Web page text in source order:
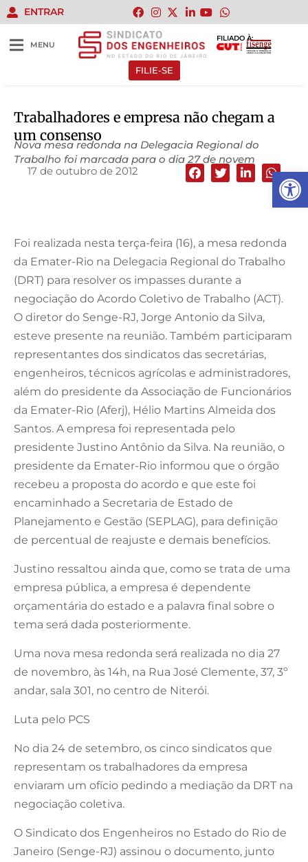
Abrir
ENTRAR
MENU
FILIADO À:
FILIE-SE
Trabalhadores e empresa não chegam a
um consenso
Nova mesa redonda na Delegacia Regional do
Trabalho foi marcada para o dia 27 de novem
17 de outubro de 2012
Foi realizada nesta terça-feira (16), a mesa redonda
da Emater-Rio na Delegacia Regional do Trabalho
(DRT) para resolver os impasses durante a
negociação do Acordo Coletivo de Trabalho (ACT).
O diretor do Senge-RJ, Jorge Antonio da Silva,
esteve presente na reunião. Também participaram
representantes dos sindicatos das secretárias,
engenheiros, técnicos agrícolas e administradores,
além do presidente da Associação de Funcionários
da Emater-Rio (Aferj), Hélio Martins Almeida dos
Santos. A empresa foi representada pelo
presidente Justino Antônio da Silva. Na reunião, o
presidente da Emater-Rio informou que o órgão
recebeu a proposta do acordo e que este foi
encaminhado a Secretaria de Estado de
Planejamento e Gestão (SEPLAG), para definição
de percentual de reajuste e demais benefícios.
Justino ressaltou ainda que, como se trata de uma
empresa pública, a empresa é dependente
orçamentária do estado e a palavra final sobre o
tema será dada posteriormente.
Uma nova mesa redonda será realizada no dia 27
de novembro, às 14h, na Rua José Clemente, 37, 3º
andar, sala 301, no centro de Niterói.
Luta pelo PCS
No dia 24 de setembro, os cinco sindicatos que
representam os trabalhadores da empresa
enviaram um ofício pedindo a mediação da DRT na
negociação coletiva.
O Sindicato dos Engenheiros no Estado do Rio de
Janeiro (Senge-RJ) assinou o documento, junto